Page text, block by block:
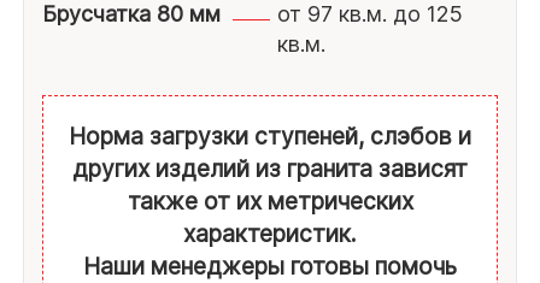
Брусчатка 80 мм
от 97 кв.м. до 125
кв.м.
Норма загрузки ступеней, слэбов и
других изделий из гранита зависят
также от их метрических
характеристик.
Наши менеджеры готовы помочь